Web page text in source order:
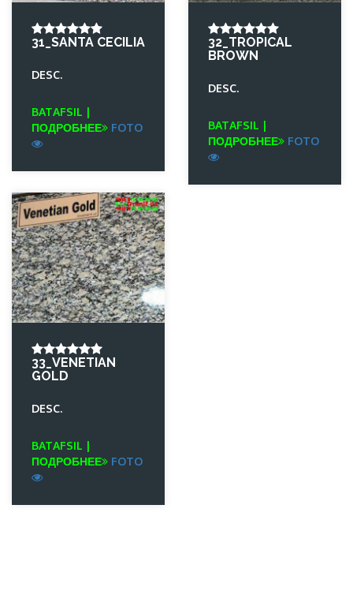
31_SANTA CECILIA
DESC.
BATAFSIL |
ПОДРОБНЕЕ
FOTO
32_TROPICAL
BROWN
DESC.
BATAFSIL |
ПОДРОБНЕЕ
FOTO
33_VENETIAN
GOLD
DESC.
BATAFSIL |
ПОДРОБНЕЕ
FOTO